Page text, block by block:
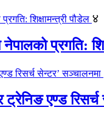
४
नेपालको प्रगति:
एण्ड